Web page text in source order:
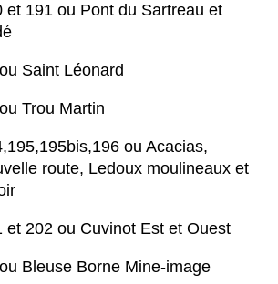
et 191 ou Pont du Sartreau et
Saint Léonard
Trou Martin
ou Acacias,
route, Ledoux moulineaux et
et 202 ou Cuvinot Est et Ouest
Bleuse Borne Mine-image